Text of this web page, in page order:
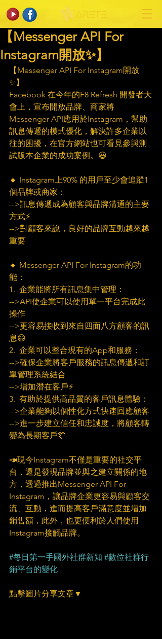
【Messenger API For
Instagram開放✨】
【Messenger API For Instagram開放
✨】
Facebook 在今年的F8 Refresh 開發者大
會上，宣布開放品牌、商家將
Messenger API應用於Instagram，幫助
訊息傳遞的模式優化，解決許多企業以
往的困擾，在官方網站也可看見參與測
試版本企業的成功案例。😃
🔸 Instagram上90% 的用戶至少會追蹤1
個品牌或商家：
-->訊息傳遞成為顧客與品牌溝通的主要
方式⚡
-->對顧客來說，良好的品牌互動越來越
重要
🔸 Messenger API For Instagram的功
能：
1.  企業能將所有訊息集中管理：
-->API使企業可以使用單一平台完成此
操作
-->更容易接收到來自四面八方顧客的訊
息😄
2.  企業可以整合現有的App和服務：
-->確保企業將客戶服務的訊息傳遞和訂
單管理系統結合
-->增加潛在客戶⚡
3.  有助於提供高品質的客戶訊息體驗：
-->企業能夠以個性化方式快速回應顧客
-->進一步建立信任和忠誠度，將顧客轉
變為長期客戶🎊
📣現今Instagram不僅是重要的社交平
台，還是發現品牌並與之建立關係的地
方，透過推出Messenger API For
Instagram，讓品牌企業更容易與顧客交
流、互動，進而提高客戶滿意度並增加
銷售額，此外，也更便利於人們使用
Instagram接觸品牌。
#每日第一手國外社群新知 #數位社群行
銷平台的變化
點擊圖片分享文章▼